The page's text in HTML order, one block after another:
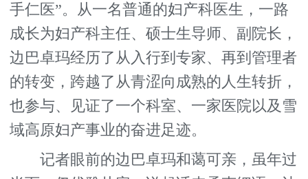
手仁医”。从一名普通的妇产科医生，一路
成长为妇产科主任、硕士生导师、副院长，
边巴卓玛经历了从入行到专家、再到管理者
的转变，跨越了从青涩向成熟的人生转折，
也参与、见证了一个科室、一家医院以及雪
域高原妇产事业的奋进足迹。
记者眼前的边巴卓玛和蔼可亲，虽年过